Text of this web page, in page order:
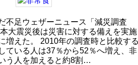
不足ウェザーニュース「減災調査
大震災後は災害に対する備えを実施
増えた。 2010年の調査時と比較す
ている人は37％から52％へ増え、非
う人を加えると約8割…